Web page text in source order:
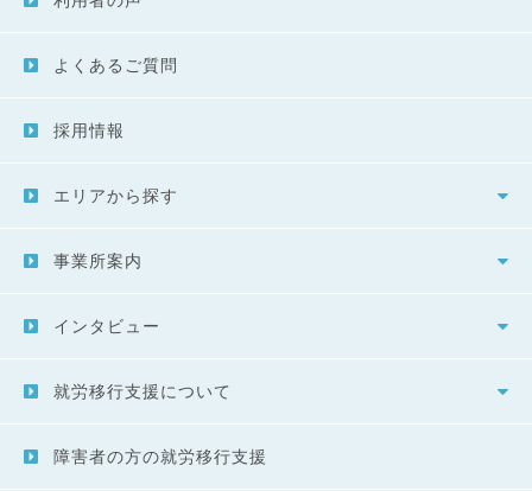
よくあるご質問
採用情報
エリアから探す
事業所案内
インタビュー
就労移行支援について
障害者の方の就労移行支援